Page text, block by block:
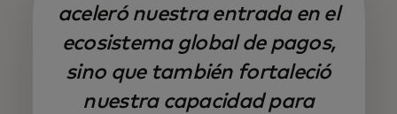
aceleró nuestra entrada en el
ecosistema global de pagos,
sino que también fortaleció
nuestra capacidad para